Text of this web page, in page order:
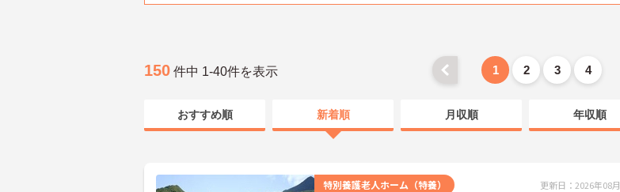
150 件中 1-40件を表示 1 2 3 4
おすすめ順 新着順 月収順 年収順
特別養護老人ホーム（特養） 更新日：2026年08